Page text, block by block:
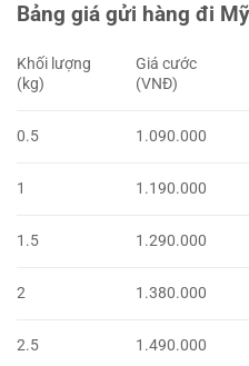
Bảng giá gửi hàng đi
Khối lượng
(kg)
Giá cước
(VNĐ)
0.5 1.090.000
1 1.190.000
1.5 1.290.000
2 1.380.000
2.5 1.490.000